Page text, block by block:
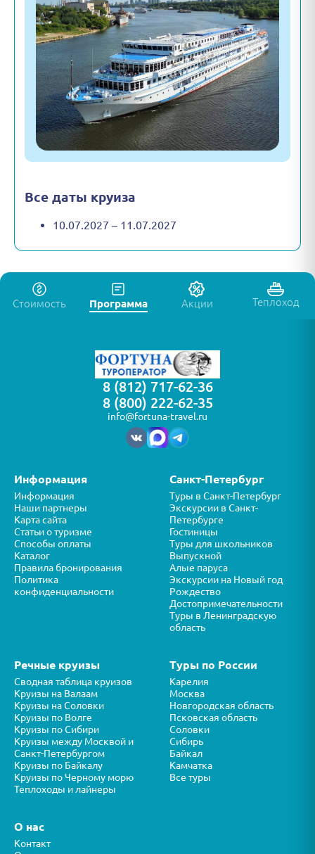
Все даты круиза
10.07.2027 – 11.07.2027
Стоимость Программа Акции Теплоход
8 (812) 717-62-36
8 (800) 222-62-35
info@fortuna-travel.ru
Информация
Информация
Наши партнеры
Карта сайта
Статьи о туризме
Способы оплаты
Каталог
Правила бронирования
Политика
конфиденциальности
Санкт-Петербург
Туры в Санкт-Петербург
Экскурсии в Санкт-
Петербурге
Гостиницы
Туры для школьников
Выпускной
Алые паруса
Экскурсии на Новый год
Рождество
Достопримечательности
Туры в Ленинградскую
область
Речные круизы
Сводная таблица круизов
Круизы на Валаам
Круизы на Соловки
Круизы по Волге
Круизы по Сибири
Круизы между Москвой и
Санкт-Петербургом
Круизы по Байкалу
Круизы по Черному морю
Теплоходы и лайнеры
Туры по России
Карелия
Москва
Новгородская область
Псковская область
Соловки
Сибирь
Байкал
Камчатка
Все туры
О нас
Контакт